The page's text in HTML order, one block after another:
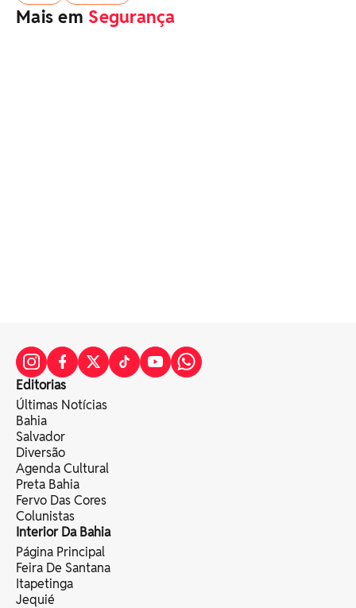
Mais em Segurança
Editorias
Últimas Notícias
Bahia
Salvador
Diversão
Agenda Cultural
Preta Bahia
Fervo Das Cores
Colunistas
Interior Da Bahia
Página Principal
Feira De Santana
Itapetinga
Jequié